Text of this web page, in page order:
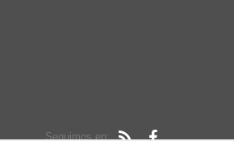
Seguimos en: